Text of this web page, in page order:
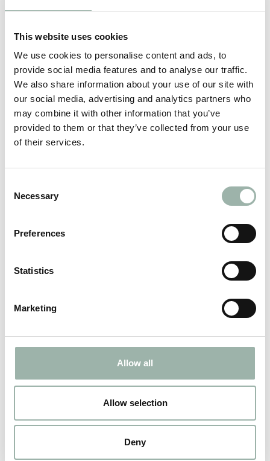
This website uses cookies
We use cookies to personalise content and ads, to
provide social media features and to analyse our traffic.
We also share information about your use of our site with
our social media, advertising and analytics partners who
may combine it with other information that you’ve
provided to them or that they’ve collected from your use
of their services.
Selection
Necessary
Preferences
Statistics
Marketing
Allow all
Allow selection
Deny
Utökad kapacitet för produktion till